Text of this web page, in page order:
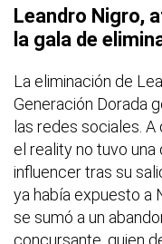
Leandro Nigro,
la gala de
La eliminación de
Generación Dorada
las redes sociales.
el reality no tuvo una
influencer tras su
ya había expuesto a
se sumó a un
concursante, quien